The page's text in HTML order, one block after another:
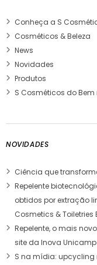
Conheça a S
Cosméticos & Beleza
News
Novidades
Produtos
S Cosméticos do
NOVIDADES
Ciência que
Repelente
obtidos por extração
Cosmetics & Toiletries
Repelente, o mais
site da Inova Unicamp
S na mídia: upcycling